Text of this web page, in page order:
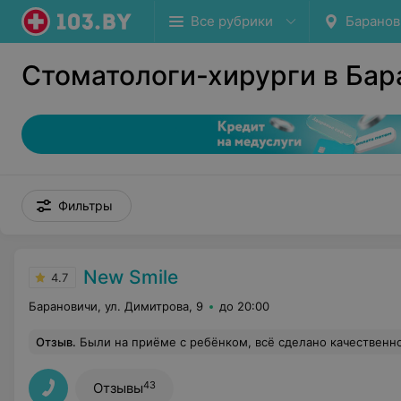
Все рубрики
Стоматологи-хирурги в
Фильтры
4.7 New Smile
Барановичи, ул. Димитрова, 9 до 20:00
Отзыв. Были на приёме с ребёнком, всё сделано качественно, с
Отзывы43